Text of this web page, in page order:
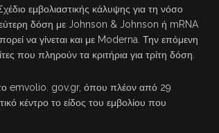
εμβολιαστικής κάλυψης για τη νόσο
δόση με Johnson & Johnson ή mRNA
να γίνεται και με Moderna. Την επόμενη
που πληρούν τα κριτήρια για τρίτη δόση.
emvolio. gov.gr, όπου πλέον από 29
κέντρο το είδος του εμβολίου που